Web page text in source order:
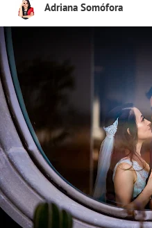
Adriana Somófora